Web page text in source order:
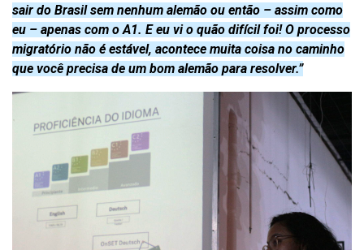
sair do Brasil sem nenhum alemão ou então – assim como
eu – apenas com o A1. E eu vi o quão difícil foi! O processo
migratório não é estável, acontece muita coisa no caminho
que você precisa de um bom alemão para resolver.”